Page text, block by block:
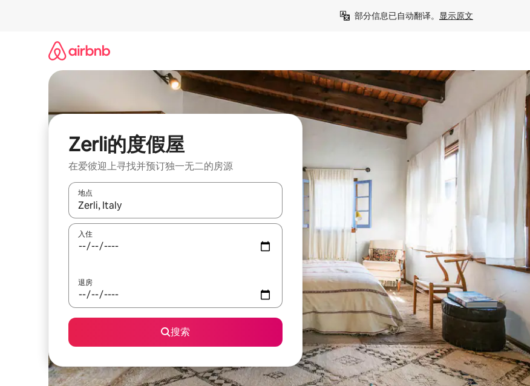
部分信息已自动翻译。 显示原文
Zerli的度假屋
在爱彼迎上寻找并预订独一无二的房源
地点
如有搜索结果，请使用上下方向键查看，或通过点击或滑动手势浏览。
入住
退房
搜索